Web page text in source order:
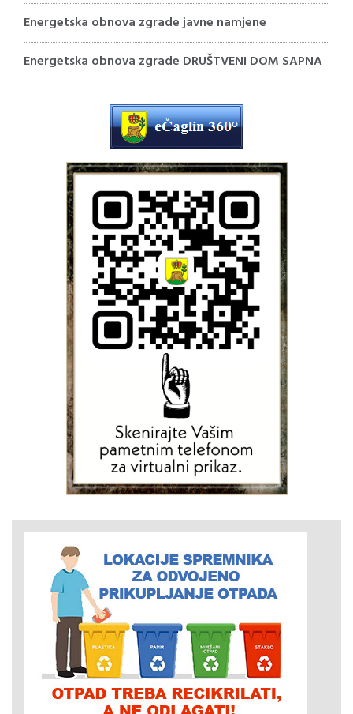
Energetska obnova zgrade javne namjene
Energetska obnova zgrade DRUŠTVENI DOM SAPNA